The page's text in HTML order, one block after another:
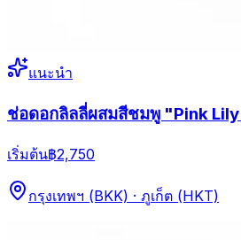
แนะนำ
ช่อดอกลิลลี่ผสมสีชมพู "Pink
เริ่มต้น฿2,750
กรุงเทพฯ (BKK) · ภูเก็ต (HKT)